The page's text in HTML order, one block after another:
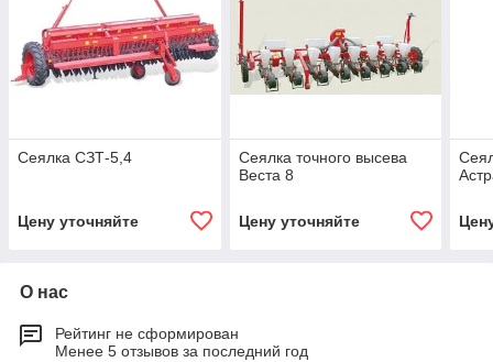
Сеялка СЗТ-5,4
Цену уточняйте
Сеялка точного высева
Веста 8
Цену уточняйте
О нас
Рейтинг не сформирован
Менее 5 отзывов за последний год